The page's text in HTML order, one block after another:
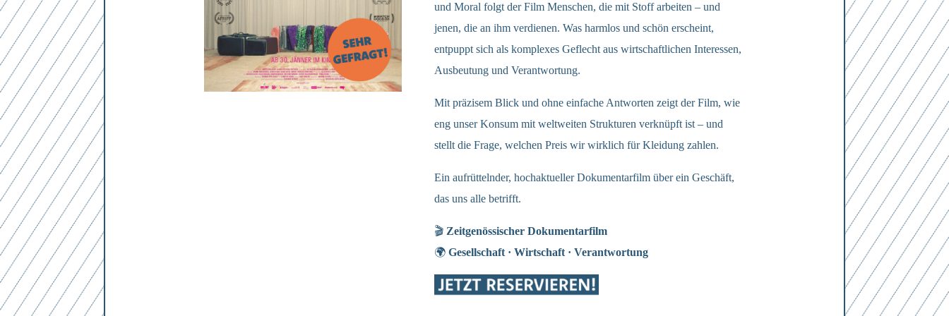
und Moral folgt der Film Menschen, die mit Stoff arbeiten – und
jenen, die an ihm verdienen. Was harmlos und schön erscheint,
entpuppt sich als komplexes Geflecht aus wirtschaftlichen Interessen,
Ausbeutung und Verantwortung.
Mit präzisem Blick und ohne einfache Antworten zeigt der Film, wie
eng unser Konsum mit weltweiten Strukturen verknüpft ist – und
stellt die Frage, welchen Preis wir wirklich für Kleidung zahlen.
Ein aufrüttelnder, hochaktueller Dokumentarfilm über ein Geschäft,
das uns alle betrifft.
🎬 Zeitgenössischer Dokumentarfilm
🌍 Gesellschaft · Wirtschaft · Verantwortung